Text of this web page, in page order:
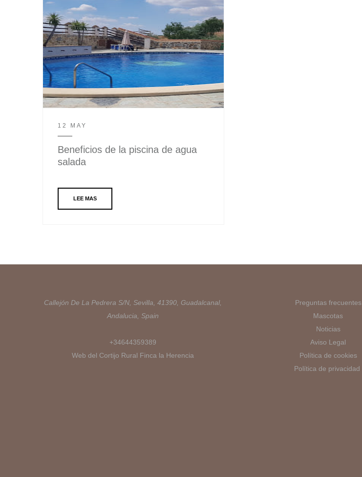
12 MAY
Beneficios de la piscina de agua
salada
LEE MAS
Callejón De La Pedrera S/N, Sevilla, 41390, Guadalcanal,
Andalucia, Spain
+34644359389
Web del Cortijo Rural Finca la Herencia
Preguntas frecuentes
Mascotas
Noticias
Aviso Legal
Política de cookies
Política de privacidad